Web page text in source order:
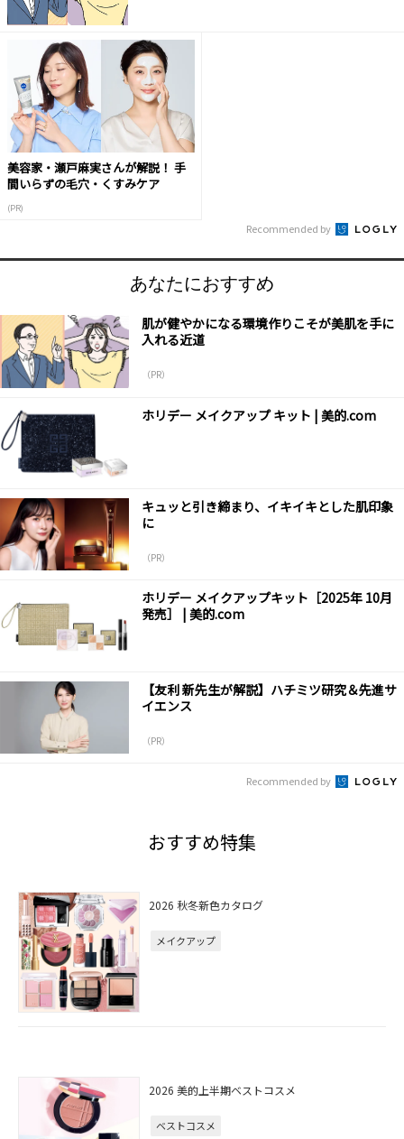
美容家・瀬戸麻実さんが解説！ 手
間いらずの毛穴・くすみケア
(PR)
Recommended by
あなたにおすすめ
肌が健やかになる環境作りこそが美肌を手に
入れる近道
（PR）
ホリデー メイクアップ キット | 美的.com
キュッと引き締まり、イキイキとした肌印象
に
（PR）
ホリデー メイクアップキット［2025年 10月
発売］ | 美的.com
【友利 新先生が解説】ハチミツ研究＆先進サ
イエンス
（PR）
Recommended by
おすすめ特集
2026 秋冬新色カタログ
メイクアップ
2026 美的上半期ベストコスメ
ベストコスメ